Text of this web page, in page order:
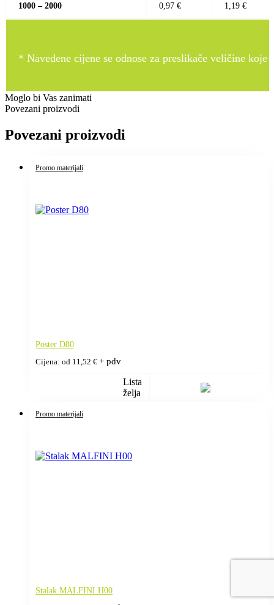
1000 – 2000 0,97 € 1,19 €
* Navedene cijene se odnose za preslikače veličine
Moglo bi Vas zanimati
Povezani proizvodi
Povezani proizvodi
Promo materijali
Poster D80
Cijena: od 11,52 € + pdv
Lista
želja
Promo materijali
Stalak MALFINI H00